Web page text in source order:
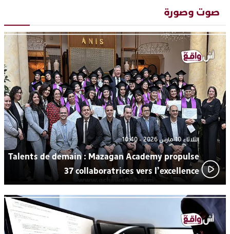
“كوفرة فالغيس”
19:11يقظة أمنية تنهي كابوس الفتاة القاصر: كواليس مثيرة لعملية تحرير
17:27 اتحاد المقاولات الإعلامية يقود قاطرة التكوين بالجديدة ويستضيف
الإعلامي سعيد بلفقير في دورة استثنائية
23:18ترسيخا لثقافة ترشيد الموارد المائية.. اختتام فعاليات النسخة الثانية
من “القرية الذكية للماء” بمركز الاصطياف ببوزنيقة
صوت وصورة
الثلاثاء 10 مارس 2026 - 10:40
Talents de demain : Mazagan Academy propulse
37 collaboratrices vers l’excellence